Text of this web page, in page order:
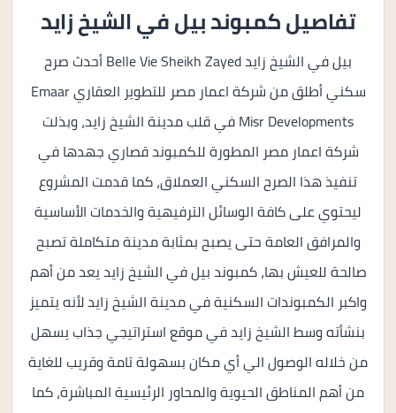
تفاصيل كمبوند بيل في الشيخ زايد
بيل في الشيخ زايد Belle Vie Sheikh Zayed أحدث صرح
سكني أطلق من شركة اعمار مصر للتطوير العقاري Emaar
Misr Developments في قلب مدينة الشيخ زايد، وبذلت
شركة اعمار مصر المطورة للكمبوند قصاري جهدها في
تنفيذ هذا الصرح السكني العملاق، كما قدمت المشروع
ليحتوي على كافة الوسائل الترفيهية والخدمات الأساسية
والمرافق العامة حتى يصبح بمثابة مدينة متكاملة تصبح
صالحة للعيش بها، كمبوند بيل في الشيخ زايد يعد من أهم
واكبر الكمبوندات السكنية في مدينة الشيخ زايد لأنه يتميز
بنشأته وسط الشيخ زايد في موقع استراتيجي جذاب يسهل
من خلاله الوصول الي أي مكان بسهولة تامة وقريب للغاية
من أهم المناطق الحيوية والمحاور الرئيسية المباشرة، كما